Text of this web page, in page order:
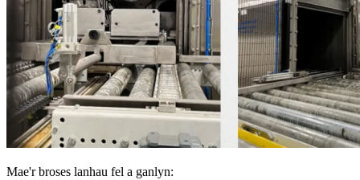
Mae'r broses lanhau fel a ganlyn: